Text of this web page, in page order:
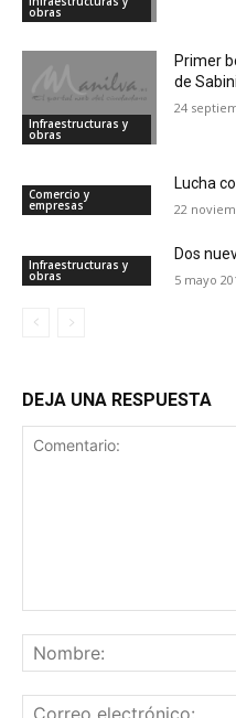
obras
Infraestructuras y
obras
Primer
de
24
Comercio y
empresas
Lucha
22
Infraestructuras y
obras
Dos
5 mayo
DEJA UNA RESPUESTA